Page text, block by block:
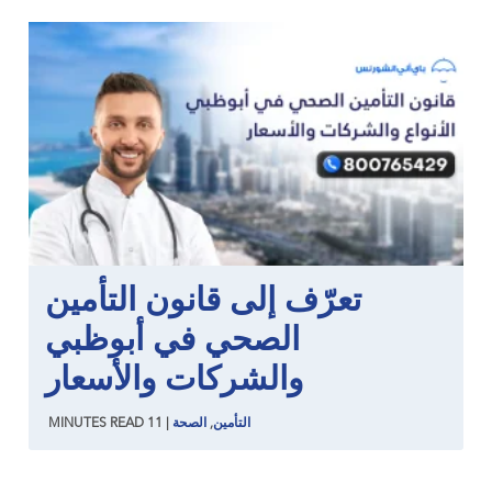
تعرّف إلى قانون التأمين
الصحي في أبوظبي
والشركات والأسعار
التأمين, الصحة 11
MINUTES READ